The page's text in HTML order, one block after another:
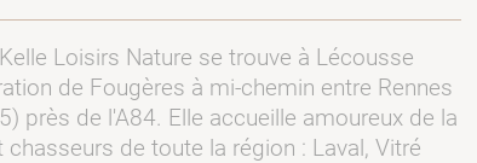
Loisirs Nature se trouve à Lécousse
de Fougères à mi-chemin entre Rennes
près de l'A84. Elle accueille amoureux de la
chasseurs de toute la région : Laval, Vitré